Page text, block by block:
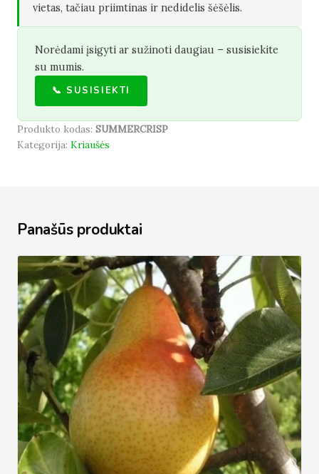
vietas, tačiau priimtinas ir nedidelis šėšėlis.
Norėdami įsigyti ar sužinoti daugiau – susisiekite
su mumis.
📞 SUSISIEKTI
Produkto kodas: SUMMERCRISP
Kategorija: Kriaušės
Panašūs produktai